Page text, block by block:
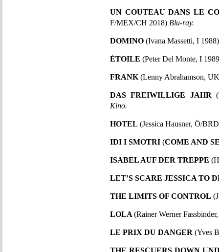
UN COUTEAU DANS LE
F/MEX/CH 2018) Blu-ray.
DOMINO (Ivana Massetti, I
ÉTOILE (Peter Del Monte, I
FRANK (Lenny Abrahamson,
DAS FREIWILLIGE JAHR
Kino.
HOTEL (Jessica Hausner, Ö/
IDI I SMOTRI (COME AND
ISABEL AUF DER TREPPE
LET’S SCARE JESSICA TO
THE LIMITS OF CONTROL
LOLA (Rainer Werner
LE PRIX DU DANGER (Yves
THE RESCUERS DOWN